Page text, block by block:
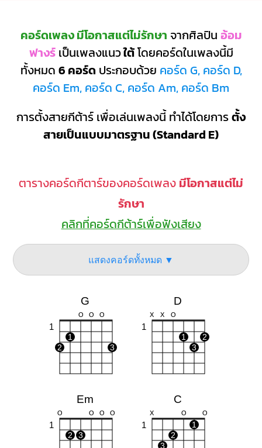
คอร์ดเพลง มีโอกาสแต่ไม่รักษา จากศิลปิน อ้อม
ฟางร์เป็นเพลงแนวใต้โดยคอร์ดในเพลงนี้มี
ทั้งหมด 6 คอร์ด ประกอบด้วย คอร์ด G, คอร์ด D,
คอร์ด Em, คอร์ด C, คอร์ด Am, คอร์ด Bm
การตั้งสายกีต้าร์ เพื่อเล่นเพลงนี้ ทำได้โดยการตั้ง
สายเป็นแบบมาตรฐาน (Standard E)
ตารางคอร์ดกีตาร์ของคอร์ดเพลง มีโอกาสแต่ไม่
รักษา
คลิกที่คอร์ดกีต้าร์เพื่อฟังเสียง
แสดงคอร์ดทั้งหมด ▼
G
O O O
1
1
2
3
D
X X O
1
1
2
3
Em
O O O O
1
2 3
C
X O O
1
1
2
3